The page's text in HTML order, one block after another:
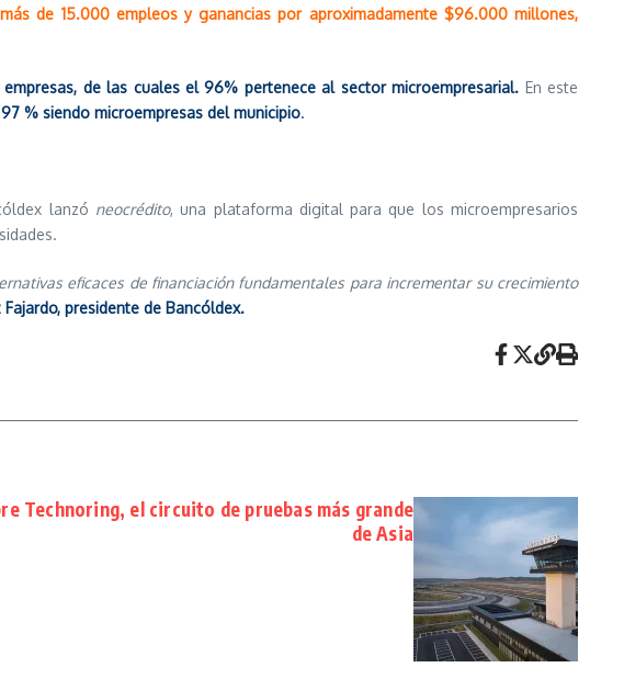
de 15.000 empleos y ganancias por aproximadamente $96.000 millones,
de las cuales el 96% pertenece al sector microempresarial. En este
% siendo microempresas del municipio.
lanzó neocrédito, una plataforma digital para que los microempresarios
eficaces de financiación fundamentales para incrementar su crecimiento
Fajardo, presidente de Bancóldex.
Technoring, el circuito de pruebas más grande
de Asia